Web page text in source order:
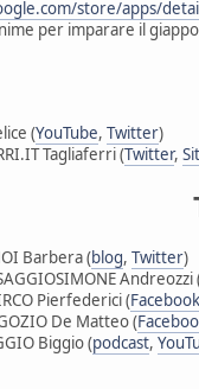
store/apps/
per imparare il
(YouTube, Twitter)
Tagliaferri (Twitter,
Barbera (blog, Twitter)
Andreozzi
Pierfederici (Facebook
De Matteo (
Biggio (podcast,